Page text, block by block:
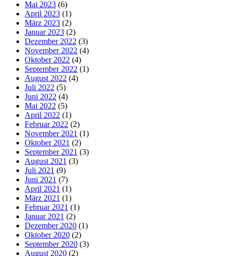
Mai 2023 (6)
April 2023 (1)
März 2023 (2)
Januar 2023 (2)
Dezember 2022 (3)
November 2022 (4)
Oktober 2022 (4)
September 2022 (1)
August 2022 (4)
Juli 2022 (5)
Juni 2022 (4)
Mai 2022 (5)
April 2022 (1)
Februar 2022 (2)
November 2021 (1)
Oktober 2021 (2)
September 2021 (3)
August 2021 (3)
Juli 2021 (9)
Juni 2021 (7)
April 2021 (1)
März 2021 (1)
Februar 2021 (1)
Januar 2021 (2)
Dezember 2020 (1)
Oktober 2020 (2)
September 2020 (3)
August 2020 (2)